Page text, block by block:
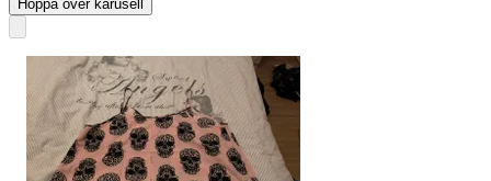
Hoppa över karusell